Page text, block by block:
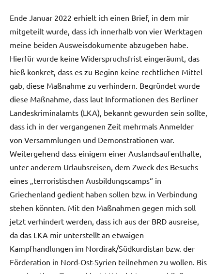
Ende Januar 2022 erhielt ich einen Brief, in dem mir
mitgeteilt wurde, dass ich innerhalb von vier Werktagen
meine beiden Ausweisdokumente abzugeben habe.
Hierfür wurde keine Widerspruchsfrist eingeräumt, das
hieß konkret, dass es zu Beginn keine rechtlichen Mittel
gab, diese Maßnahme zu verhindern. Begründet wurde
diese Maßnahme, dass laut Informationen des Berliner
Landeskriminalamts (LKA), bekannt gewurden sein sollte,
dass ich in der vergangenen Zeit mehrmals Anmelder
von Versammlungen und Demonstrationen war.
Weitergehend dass einigem einer Auslandsaufenthalte,
unter anderem Urlaubsreisen, dem Zweck des Besuchs
eines „terroristischen Ausbildungscamps“ in
Griechenland gedient haben sollen bzw. in Verbindung
stehen könnten. Mit den Maßnahmen gegen mich soll
jetzt verhindert werden, dass ich aus der BRD ausreise,
da das LKA mir unterstellt an etwaigen
Kampfhandlungen im Nordirak/Südkurdistan bzw. der
Förderation in Nord-Ost-Syrien teilnehmen zu wollen. Bis